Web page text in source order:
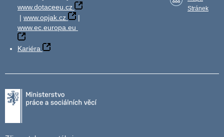
www.dotaceeu.cz
| www.opjak.cz
|
www.ec.europa.eu
Kariéra
Stránek